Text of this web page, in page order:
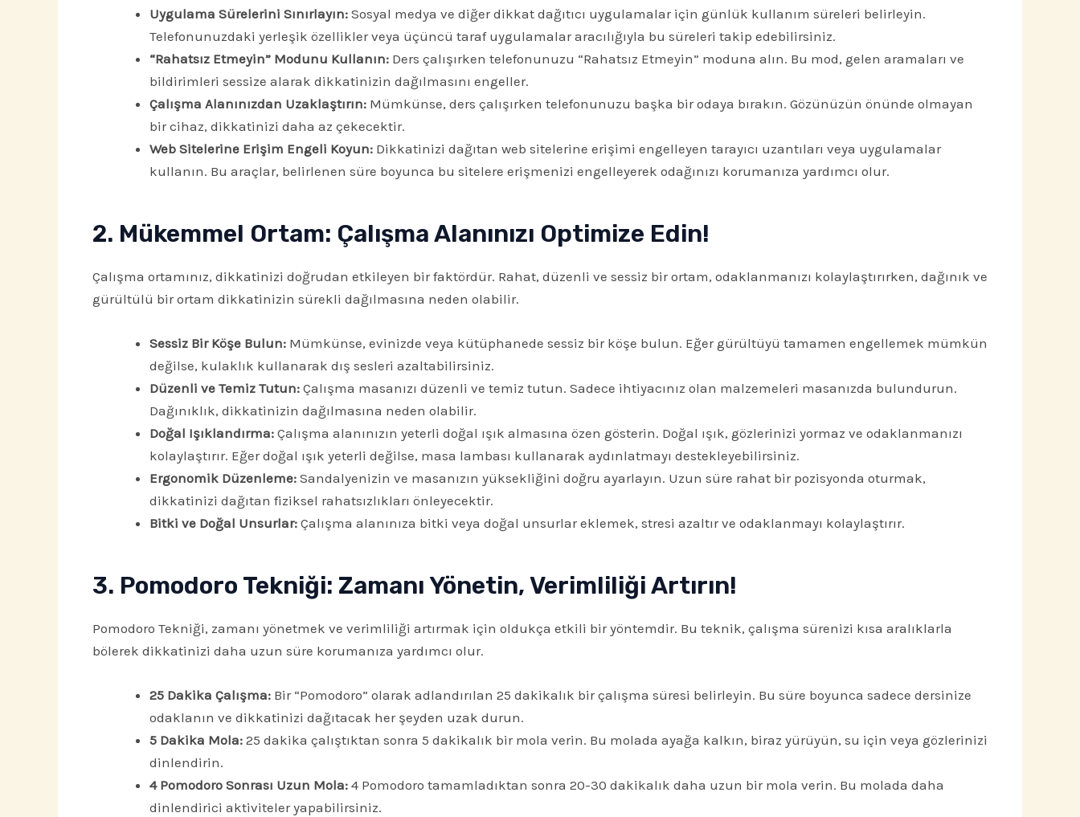
Uygulama Sürelerini Sınırlayın:Sosyal medya ve diğer dikkat dağıtıcı uygulamalar için günlük kullanım süreleri belirleyin.
Telefonunuzdaki yerleşik özellikler veya üçüncü taraf uygulamalar aracılığıyla bu süreleri takip edebilirsiniz.
“Rahatsız Etmeyin” Modunu Kullanın:Ders çalışırken telefonunuzu “Rahatsız Etmeyin” moduna alın. Bu mod, gelen aramaları ve
bildirimleri sessize alarak dikkatinizin dağılmasını engeller.
Çalışma Alanınızdan Uzaklaştırın:Mümkünse, ders çalışırken telefonunuzu başka bir odaya bırakın. Gözünüzün önünde olmayan
bir cihaz, dikkatinizi daha az çekecektir.
Web Sitelerine Erişim Engeli Koyun:Dikkatinizi dağıtan web sitelerine erişimi engelleyen tarayıcı uzantıları veya uygulamalar
kullanın. Bu araçlar, belirlenen süre boyunca bu sitelere erişmenizi engelleyerek odağınızı korumanıza yardımcı olur.
2. Mükemmel Ortam: Çalışma Alanınızı Optimize Edin!
Çalışma ortamınız, dikkatinizi doğrudan etkileyen bir faktördür. Rahat, düzenli ve sessiz bir ortam, odaklanmanızı kolaylaştırırken, dağınık ve
gürültülü bir ortam dikkatinizin sürekli dağılmasına neden olabilir.
Sessiz Bir Köşe Bulun:Mümkünse, evinizde veya kütüphanede sessiz bir köşe bulun. Eğer gürültüyü tamamen engellemek mümkün
değilse, kulaklık kullanarak dış sesleri azaltabilirsiniz.
Düzenli ve Temiz Tutun:Çalışma masanızı düzenli ve temiz tutun. Sadece ihtiyacınız olan malzemeleri masanızda bulundurun.
Dağınıklık, dikkatinizin dağılmasına neden olabilir.
Doğal Işıklandırma:Çalışma alanınızın yeterli doğal ışık almasına özen gösterin. Doğal ışık, gözlerinizi yormaz ve odaklanmanızı
kolaylaştırır. Eğer doğal ışık yeterli değilse, masa lambası kullanarak aydınlatmayı destekleyebilirsiniz.
Ergonomik Düzenleme:Sandalyenizin ve masanızın yüksekliğini doğru ayarlayın. Uzun süre rahat bir pozisyonda oturmak,
dikkatinizi dağıtan fiziksel rahatsızlıkları önleyecektir.
Bitki ve Doğal Unsurlar:Çalışma alanınıza bitki veya doğal unsurlar eklemek, stresi azaltır ve odaklanmayı kolaylaştırır.
3. Pomodoro Tekniği: Zamanı Yönetin, Verimliliği Artırın!
Pomodoro Tekniği, zamanı yönetmek ve verimliliği artırmak için oldukça etkili bir yöntemdir. Bu teknik, çalışma sürenizi kısa aralıklarla
bölerek dikkatinizi daha uzun süre korumanıza yardımcı olur.
25 Dakika Çalışma:Bir “Pomodoro” olarak adlandırılan 25 dakikalık bir çalışma süresi belirleyin. Bu süre boyunca sadece dersinize
odaklanın ve dikkatinizi dağıtacak her şeyden uzak durun.
5 Dakika Mola:25 dakika çalıştıktan sonra 5 dakikalık bir mola verin. Bu molada ayağa kalkın, biraz yürüyün, su için veya gözlerinizi
dinlendirin.
4 Pomodoro Sonrası Uzun Mola:4 Pomodoro tamamladıktan sonra 20-30 dakikalık daha uzun bir mola verin. Bu molada daha
dinlendirici aktiviteler yapabilirsiniz.